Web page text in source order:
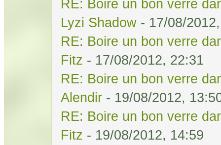
RE: Boire un bon verre
Lyzi Shadow - 17/08/
RE: Boire un bon verre
Fitz - 17/08/2012, 22:31
RE: Boire un bon verre
Alendir - 19/08/2012,
RE: Boire un bon verre
Fitz - 19/08/2012, 14:59